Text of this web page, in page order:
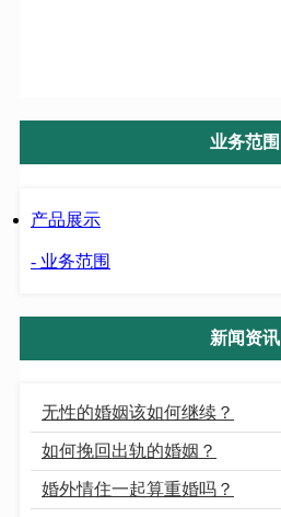
业务范围
产品展示
- 业务范围
新闻资讯
无性的婚姻该如何继续？
如何挽回出轨的婚姻？
婚外情住一起算重婚吗？